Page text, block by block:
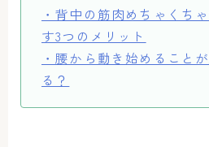
・背中の筋肉めちゃくち
す3つのメリット
・腰から動き始めること
る？